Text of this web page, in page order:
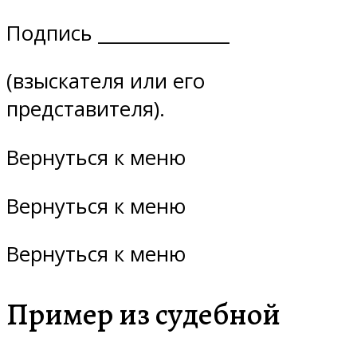
Подпись _______________
(взыскателя или его
представителя).
Вернуться к меню
Вернуться к меню
Вернуться к меню
Пример из судебной